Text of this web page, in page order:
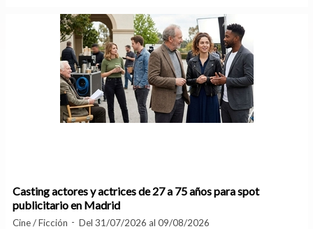
Casting actores y actrices de 27 a 75 años para spot
publicitario en Madrid
Cine / Ficción Del 31/07/2026 al 09/08/2026